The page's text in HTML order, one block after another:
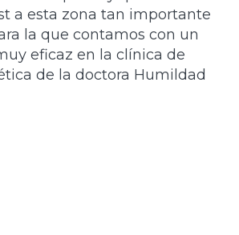
a esta zona tan importante
la que contamos con un
eficaz en la clínica de
de la doctora Humildad